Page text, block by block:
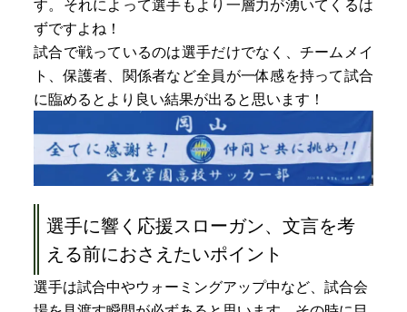
す。それによって選手もより一層力が湧いてくるは
ずですよね！
試合で戦っているのは選手だけでなく、チームメイ
ト、保護者、関係者など全員が一体感を持って試合
に臨めるとより良い結果が出ると思います！
選手に響く応援スローガン、文言を考
える前におさえたいポイント
選手は試合中やウォーミングアップ中など、試合会